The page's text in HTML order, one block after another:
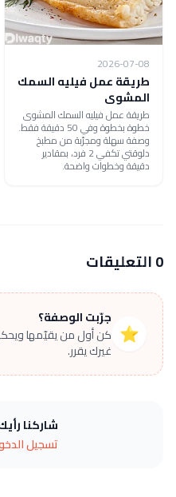
2026-07-08
طريقة عمل فيليه السمك
المشوى
طريقة عمل فيليه السمك المشوى
خطوة بخطوة وفي 50 دقيقة فقط.
وصفة سهلة ومجرّبة من مطبخ
دلوقتي تكفي 2 فرد، بمقادير
دقيقة وخطوات واضحة.
0 التعليقات
⭐
جرّبت الوصفة؟
كن أول من يقيّمها
غيرك يقرر.
شاركنا
تسجيل